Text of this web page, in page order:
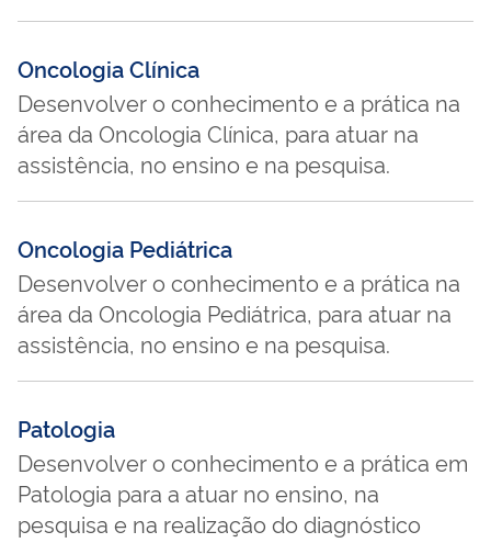
Oncologia Clínica
Desenvolver o conhecimento e a prática na
área da Oncologia Clínica, para atuar na
assistência, no ensino e na pesquisa.
Oncologia Pediátrica
Desenvolver o conhecimento e a prática na
área da Oncologia Pediátrica, para atuar na
assistência, no ensino e na pesquisa.
Patologia
Desenvolver o conhecimento e a prática em
Patologia para a atuar no ensino, na
pesquisa e na realização do diagnóstico